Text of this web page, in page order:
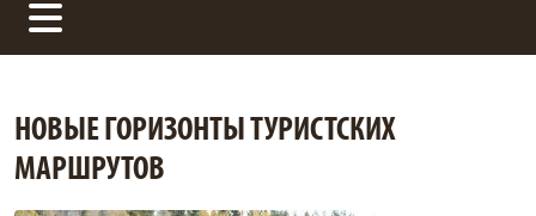
НОВЫЕ ГОРИЗОНТЫ ТУРИСТСКИХ
МАРШРУТОВ